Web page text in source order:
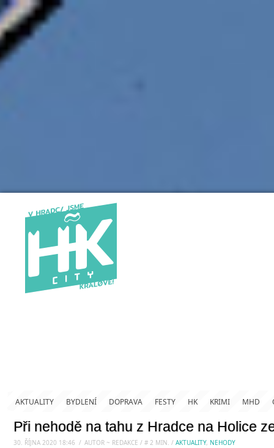
AKTUALITY BYDLENÍ DOPRAVA FESTY HK KRIMI MHD
Při nehodě na tahu z Hradce na Holice
30. ŘÍJNA 2020 18:46 / AUTOR ~ REDAKCE / # 2 MIN. / AKTUALITY, NEHODY